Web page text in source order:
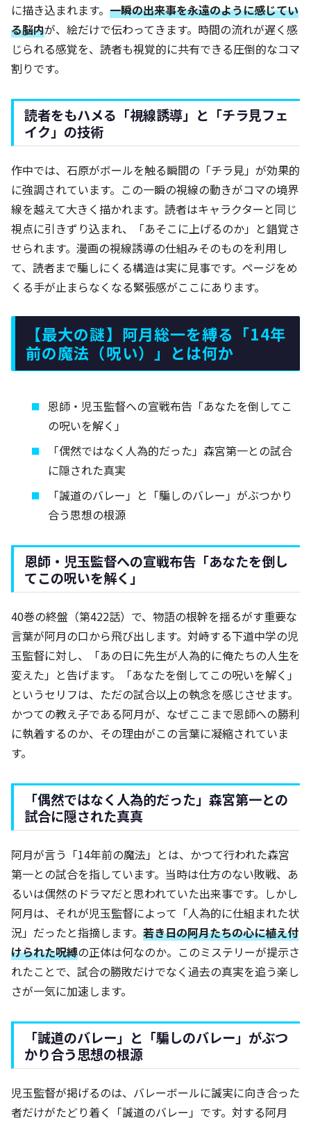
に描き込まれます。 一瞬の出来事を永遠のように感じてい
る脳内が、絵だけで伝わってきます。時間の流れが遅く感
じられる感覚を、読者も視覚的に共有できる圧倒的なコマ
割りです。
読者をもハメる「視線誘導」と「チラ見フェ
イク」の技術
作中では、石原がボールを触る瞬間の「チラ見」が効果的
に強調されています。この一瞬の視線の動きがコマの境界
線を越えて大きく描かれます。読者はキャラクターと同じ
視点に引きずり込まれ、「あそこに上げるのか」と錯覚さ
せられます。漫画の視線誘導の仕組みそのものを利用し
て、読者まで騙しにくる構造は実に見事です。ページをめ
くる手が止まらなくなる緊張感がここにあります。
【最大の謎】阿月総一を縛る「14年
前の魔法（呪い）」とは何か
恩師・児玉監督への宣戦布告「あなたを倒してこ
の呪いを解く」
「偶然ではなく人為的だった」森宮第一との試合
に隠された真実
「誠道のバレー」と「騙しのバレー」がぶつかり
合う思想の根源
恩師・児玉監督への宣戦布告「あなたを倒し
てこの呪いを解く」
40巻の終盤（第422話）で、物語の根幹を揺るがす重要な
言葉が阿月の口から飛び出します。対峙する下道中学の児
玉監督に対し、「あの日に先生が人為的に俺たちの人生を
変えた」と告げます。「あなたを倒してこの呪いを解く」
というセリフは、ただの試合以上の執念を感じさせます。
かつての教え子である阿月が、なぜここまで恩師への勝利
に執着するのか、その理由がこの言葉に凝縮されていま
す。
「偶然ではなく人為的だった」森宮第一との
試合に隠された真真
阿月が言う「14年前の魔法」とは、かつて行われた森宮
第一との試合を指しています。当時は仕方のない敗戦、あ
るいは偶然のドラマだと思われていた出来事です。しかし
阿月は、それが児玉監督によって「人為的に仕組まれた状
況」だったと指摘します。 若き日の阿月たちの心に植え付
けられた呪縛の正体は何なのか。このミステリーが提示さ
れたことで、試合の勝敗だけでなく過去の真実を追う楽し
さが一気に加速します。
「誠道のバレー」と「騙しのバレー」がぶつ
かり合う思想の根源
児玉監督が掲げるのは、バレーボールに誠実に向き合った
者だけがたどり着く「誠道のバレー」です。対する阿月